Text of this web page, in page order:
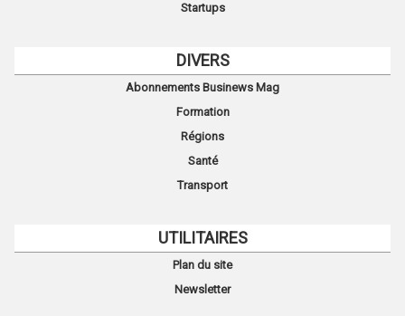
Startups
DIVERS
Abonnements Businews Mag
Formation
Régions
Santé
Transport
UTILITAIRES
Plan du site
Newsletter